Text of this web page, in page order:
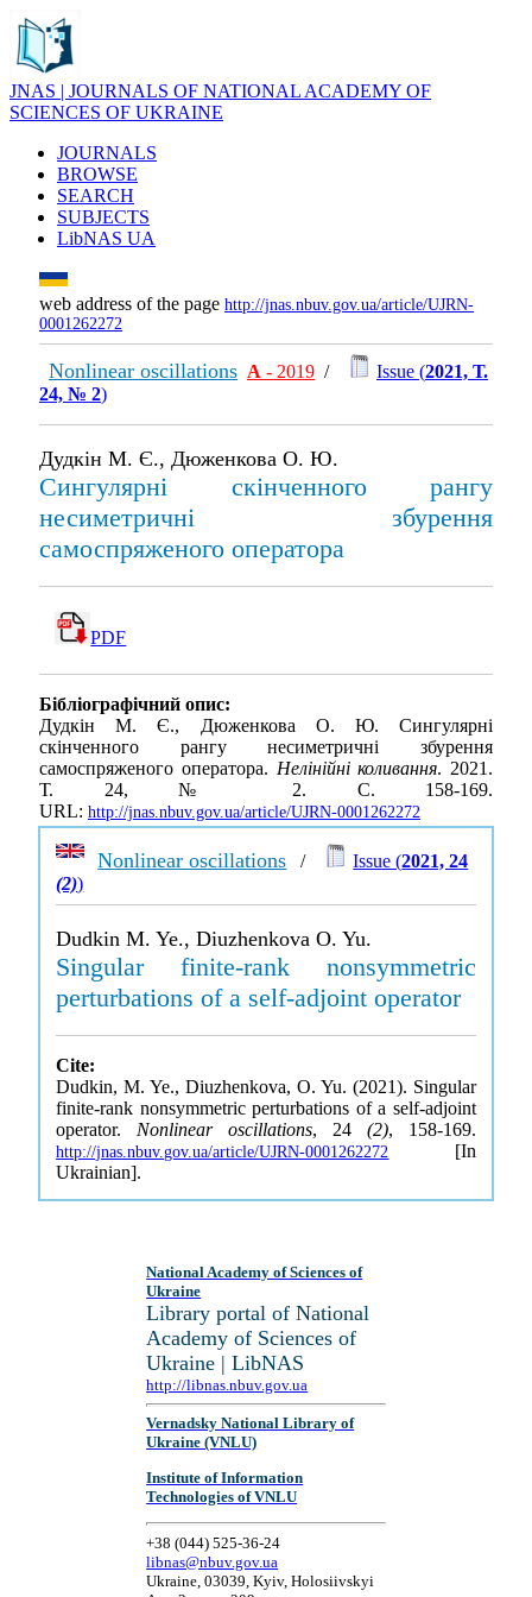
JNAS | JOURNALS OF NATIONAL ACADEMY OF
SCIENCES OF UKRAINE
JOURNALS
BROWSE
SEARCH
SUBJECTS
LibNAS UA
web address of the page http://jnas.nbuv.gov.ua/article/UJRN-
0001262272
Nonlinear oscillations А - 2019 / Issue (2021, Т.
24, № 2)
Дудкін М. Є., Дюженкова О. Ю.
Сингулярні скінченного рангу
несиметричні збурення
самоспряженого оператора
PDF
Бібліографічний опис:
Дудкін М. Є., Дюженкова О. Ю. Сингулярні
скінченного рангу несиметричні збурення
самоспряженого оператора. Нелінійні коливання. 2021.
Т. 24, № 2. С. 158-169.
URL: http://jnas.nbuv.gov.ua/article/UJRN-0001262272
Nonlinear oscillations / Issue (2021, 24
(2))
Dudkin M. Ye., Diuzhenkova O. Yu.
Singular finite-rank nonsymmetric
perturbations of a self-adjoint operator
Cite:
Dudkin, M. Ye., Diuzhenkova, O. Yu. (2021). Singular
finite-rank nonsymmetric perturbations of a self-adjoint
operator. Nonlinear oscillations, 24 (2), 158-169.
http://jnas.nbuv.gov.ua/article/UJRN-0001262272 [In
Ukrainian].
National Academy of Sciences of
Ukraine
Library portal of National
Academy of Sciences of
Ukraine | LibNAS
http://libnas.nbuv.gov.ua
Vernadsky National Library of
Ukraine (VNLU)
Institute of Information
Technologies of VNLU
+38 (044) 525-36-24
libnas@nbuv.gov.ua
Ukraine, 03039, Kyiv, Holosiivskyi